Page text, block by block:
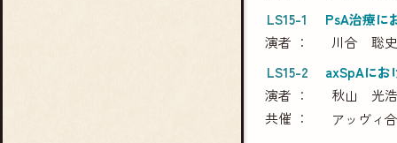
LS15-1
PsA治療に
演者
川合 聡史
LS15-2
axSpAにお
演者
秋山 光浩
共催
アッヴィ